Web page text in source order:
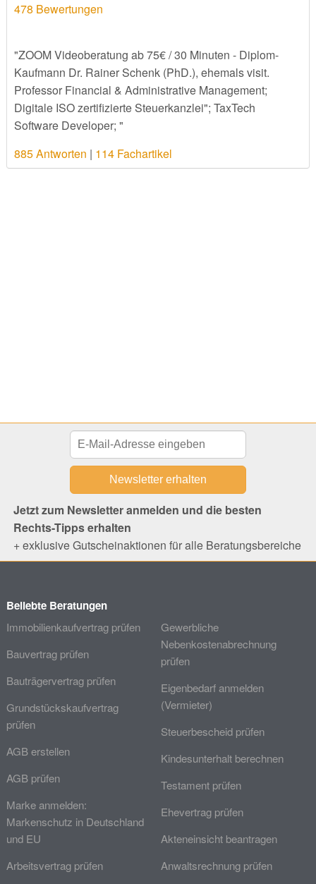
478 Bewertungen
"ZOOM Videoberatung ab 75€ / 30 Minuten - Diplom-
Kaufmann Dr. Rainer Schenk (PhD.), ehemals visit.
Professor Financial & Administrative Management;
Digitale ISO zertifizierte Steuerkanzlei"; TaxTech
Software Developer; "
885 Antworten | 114 Fachartikel
Jetzt zum Newsletter anmelden und die besten
Rechts-Tipps erhalten
+ exklusive Gutscheinaktionen für alle Beratungsbereiche
Beliebte Beratungen
Immobilienkaufvertrag prüfen
Bauvertrag prüfen
Bauträgervertrag prüfen
Grundstückskaufvertrag
prüfen
AGB erstellen
AGB prüfen
Marke anmelden:
Markenschutz in Deutschland
und EU
Arbeitsvertrag prüfen
Gewerbliche
Nebenkostenabrechnung
prüfen
Eigenbedarf anmelden
(Vermieter)
Steuerbescheid prüfen
Kindesunterhalt berechnen
Testament prüfen
Ehevertrag prüfen
Akteneinsicht beantragen
Anwaltsrechnung prüfen